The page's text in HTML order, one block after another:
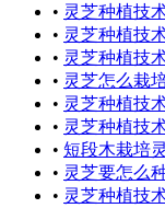
• 灵芝种植技
• 灵芝种植技
• 灵芝种植技
• 灵芝怎么栽
• 灵芝种植技
• 灵芝种植技
• 短段木栽培
• 灵芝要怎么
• 灵芝种植技